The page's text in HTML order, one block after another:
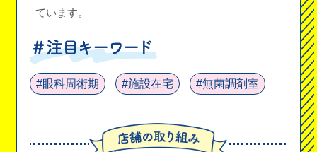
ています。
#眼科周術期 #施設在宅 #無菌調剤室